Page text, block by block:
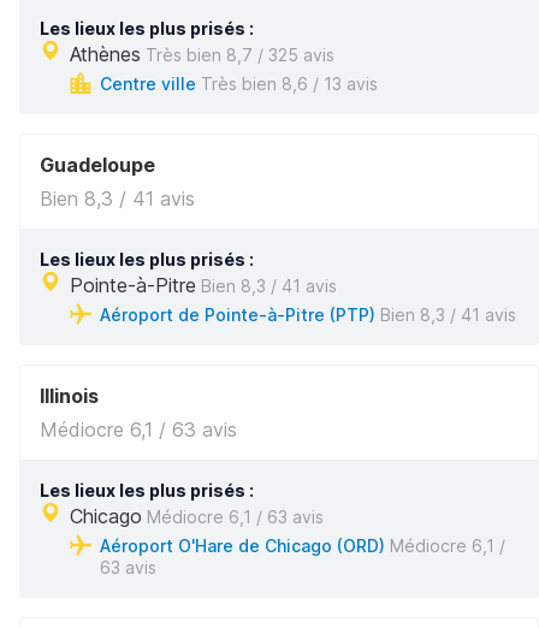
Les lieux les plus prisés :
Athènes Très bien 8,7 / 325 avis
Centre ville Très bien 8,6 / 13 avis
Guadeloupe
Bien 8,3 / 41 avis
Les lieux les plus prisés :
Pointe-à-Pitre Bien 8,3 / 41 avis
Aéroport de Pointe-à-Pitre (PTP) Bien 8,3 / 41 avis
Illinois
Médiocre 6,1 / 63 avis
Les lieux les plus prisés :
Chicago Médiocre 6,1 / 63 avis
Aéroport O'Hare de Chicago (ORD) Médiocre 6,1 /
63 avis